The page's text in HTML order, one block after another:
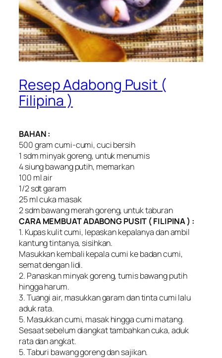
Resep Adabong Pusit (
Filipina )
BAHAN :
500 gram cumi-cumi, cuci bersih
1 sdm minyak goreng, untuk menumis
4 siung bawang putih, memarkan
100 ml air
1/2 sdt garam
25 ml cuka masak
2 sdm bawang merah goreng, untuk taburan
CARA MEMBUAT ADABONG PUSIT ( FILIPINA ) :
1. Kupas kulit cumi, lepaskan kepalanya dan ambil
kantung tintanya, sisihkan.
Masukkan kembali kepala cumi ke badan cumi,
semat dengan lidi.
2. Panaskan minyak goreng, tumis bawang putih
hingga harum.
3. Tuangi air, masukkan garam dan tinta cumi lalu
aduk rata.
5. Masukkan cumi, masak hingga cumi matang.
Sesaat sebelum diangkat tambahkan cuka, aduk
rata dan angkat.
5. Taburi bawang goreng dan sajikan.